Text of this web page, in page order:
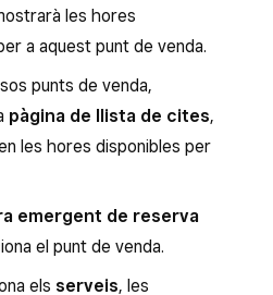
les hores
a aquest punt de venda.
punts de venda,
pàgina de llista de cites,
les hores disponibles per
emergent de reserva
el punt de venda.
els serveis, les